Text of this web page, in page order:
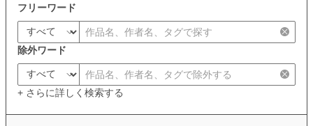
フリーワード
除外ワード
+ さらに詳しく検索する